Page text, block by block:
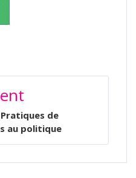
de
au politique